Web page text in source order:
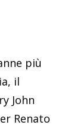
più
il
John
Renato